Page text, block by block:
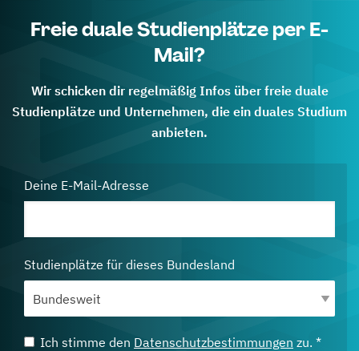
Freie duale Studienplätze per E-
Mail?
Wir schicken dir regelmäßig Infos über freie duale
Studienplätze und Unternehmen, die ein duales Studium
anbieten.
Deine E-Mail-Adresse
Studienplätze für dieses Bundesland
Ich stimme den Datenschutzbestimmungen zu. *